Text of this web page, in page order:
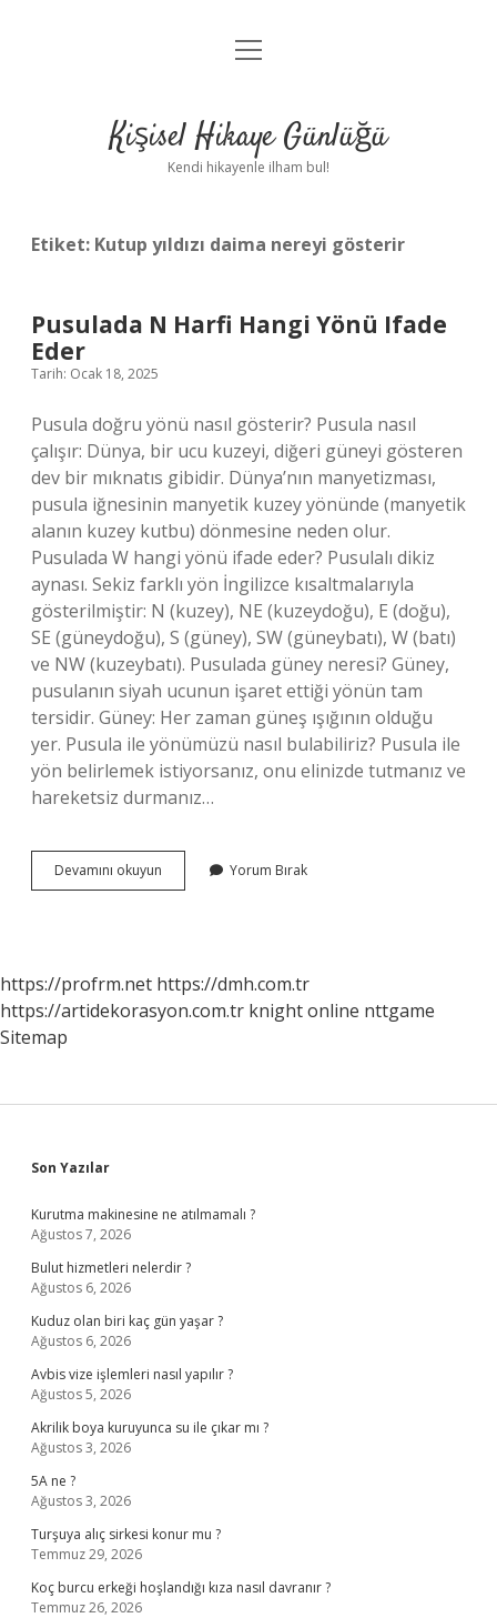
Anasayfa
Yasal Uyarı
menüyü
Kişisel Hikaye Günlüğü
Kendi hikayenle ilham bul!
Etiket: Kutup yıldızı daima nereyi gösterir
Pusulada N Harfi Hangi Yönü Ifade
Eder
Tarih: Ocak 18, 2025
Pusula doğru yönü nasıl gösterir? Pusula nasıl
çalışır: Dünya, bir ucu kuzeyi, diğeri güneyi gösteren
dev bir mıknatıs gibidir. Dünya’nın manyetizması,
pusula iğnesinin manyetik kuzey yönünde (manyetik
alanın kuzey kutbu) dönmesine neden olur.
Pusulada W hangi yönü ifade eder? Pusulalı dikiz
aynası. Sekiz farklı yön İngilizce kısaltmalarıyla
gösterilmiştir: N (kuzey), NE (kuzeydoğu), E (doğu),
SE (güneydoğu), S (güney), SW (güneybatı), W (batı)
ve NW (kuzeybatı). Pusulada güney neresi? Güney,
pusulanın siyah ucunun işaret ettiği yönün tam
tersidir. Güney: Her zaman güneş ışığının olduğu
yer. Pusula ile yönümüzü nasıl bulabiliriz? Pusula ile
yön belirlemek istiyorsanız, onu elinizde tutmanız ve
hareketsiz durmanız…
Devamını okuyun Pusulada
N
Eder
Yorum Bırak
https://profrm.net https://dmh.com.tr
https://artidekorasyon.com.tr knight online nttgame
Sitemap
Sidebar
Son Yazılar
Kurutma makinesine ne atılmamalı ?
Ağustos 7, 2026
Bulut hizmetleri nelerdir ?
Ağustos 6, 2026
Kuduz olan biri kaç gün yaşar ?
Ağustos 6, 2026
Avbis vize işlemleri nasıl yapılır ?
Ağustos 5, 2026
Akrilik boya kuruyunca su ile çıkar mı ?
Ağustos 3, 2026
5A ne ?
Ağustos 3, 2026
Turşuya alıç sirkesi konur mu ?
Temmuz 29, 2026
Koç burcu erkeği hoşlandığı kıza nasıl davranır ?
Temmuz 26, 2026